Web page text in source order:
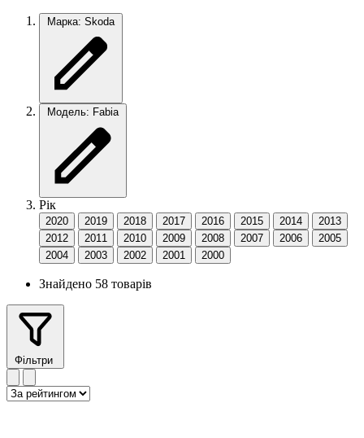
Марка: Skoda
Модель: Fabia
Рік
2020 2019 2018 2017 2016 2015 2014
2013
2012
2011 2010 2009 2008 2007 2006
2005
2004
2003 2002 2001 2000
Знайдено 58 товарів
Фільтри